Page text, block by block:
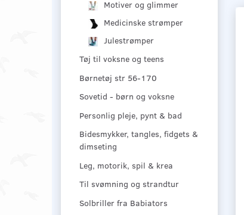
Motiver og glimmer
Medicinske strømper
Julestrømper
Tøj til voksne og teens
Børnetøj str 56-170
Sovetid - børn og voksne
Personlig pleje, pynt & bad
Bidesmykker, tangles, fidgets &
dimseting
Leg, motorik, spil & krea
Til svømning og strandtur
Solbriller fra Babiators